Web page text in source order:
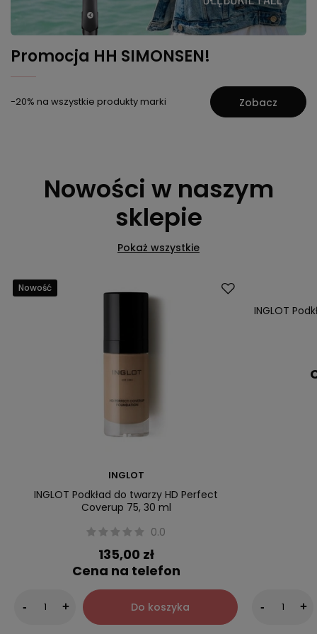
Promocja HH SIMONSEN!
-20% na wszystkie produkty marki Zobacz
Nowości w naszym
sklepie
Pokaż wszystkie
Nowość
INGLOT
INGLOT Podkład do twarzy HD Perfect
Coverup 75, 30 ml
0.0
135,00 zł
Cena na telefon
- + Do koszyka
INGLOT
- +